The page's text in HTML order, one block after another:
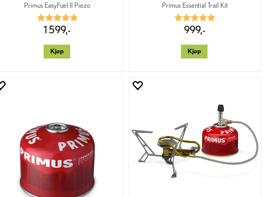
Primus EasyFuel II Piezo
Karakter: 5.0 av 5 mulige
1 599,-
Kjøp
Primus Essential Trail Kit
Karakter:
999,-
Kjøp